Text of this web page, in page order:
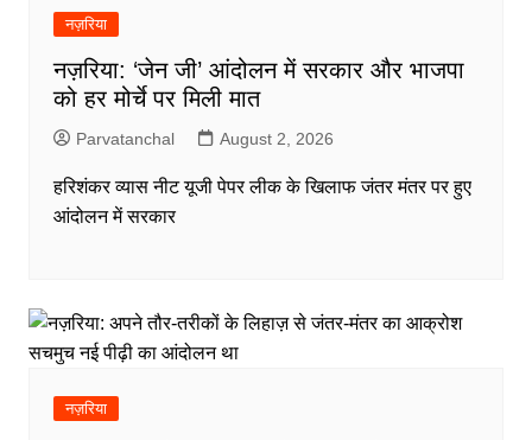
नज़रिया
नज़रिया: ‘जेन जी’ आंदोलन में सरकार और भाजपा
को हर मोर्चे पर मिली मात
Parvatanchal August 2, 2026
हरिशंकर व्यास नीट यूजी पेपर लीक के खिलाफ जंतर मंतर पर हुए
आंदोलन में सरकार
नज़रिया